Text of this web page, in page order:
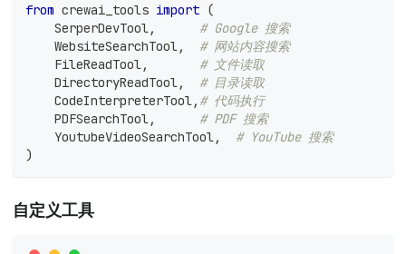
from crewai_tools import (
    SerperDevTool
,
# Google 搜索
    WebsiteSearchTool
,
# 网站内容搜索
    FileReadTool
,
# 文件读取
    DirectoryReadTool
,
# 目录读取
    CodeInterpreterTool
, # 代码执行
    PDFSearchTool
,
# PDF 搜索
    YoutubeVideoSearchTool
,
# YouTube 搜索
)
自定义工具